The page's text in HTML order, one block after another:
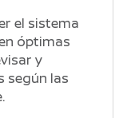
el sistema
óptimas
y
según las